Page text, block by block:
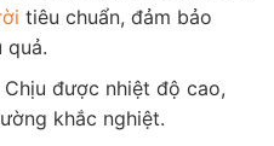
tiêu chuẩn, đảm bảo
quả.
Chịu được nhiệt độ cao,
khắc nghiệt.